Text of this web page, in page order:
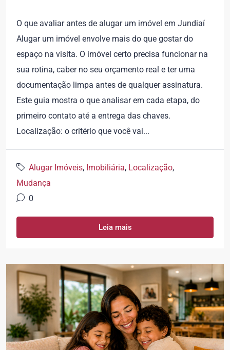
O que avaliar antes de alugar um imóvel em Jundiaí
Alugar um imóvel envolve mais do que gostar do
espaço na visita. O imóvel certo precisa funcionar na
sua rotina, caber no seu orçamento real e ter uma
documentação limpa antes de qualquer assinatura.
Este guia mostra o que analisar em cada etapa, do
primeiro contato até a entrega das chaves.
Localização: o critério que você vai...
Alugar Imóveis, Imobiliária, Localização,
Mudança
0
Leia mais